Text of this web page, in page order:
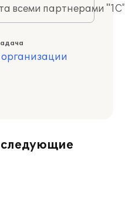
всеми партнерами